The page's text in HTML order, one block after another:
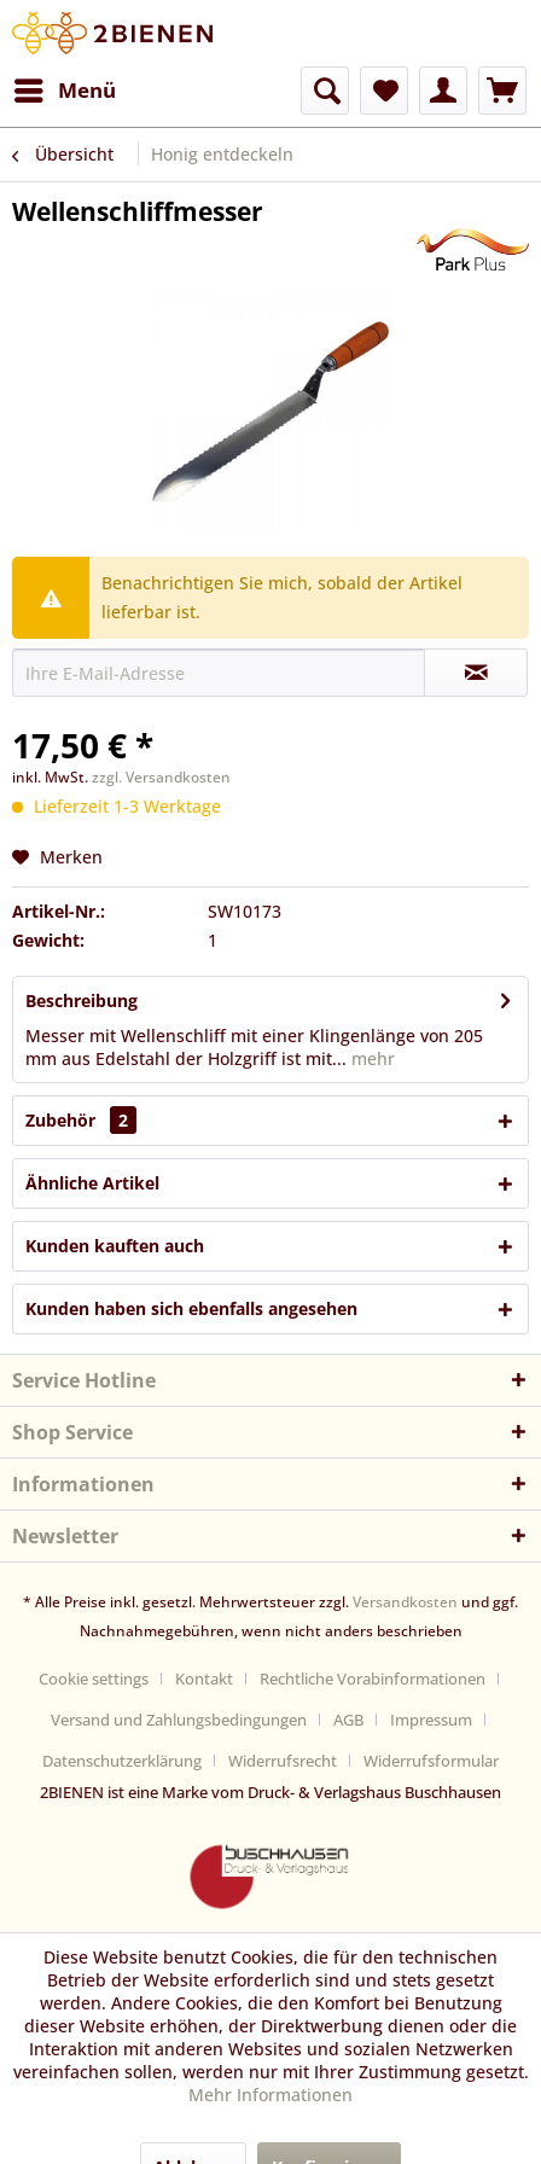
Menü
Übersicht Honig entdeckeln
Wellenschliffmesser
Benachrichtigen Sie mich, sobald der Artikel
lieferbar ist.
17,50 € *
inkl. MwSt.zzgl. Versandkosten
Lieferzeit 1-3 Werktage
Merken
Artikel-Nr.:
SW10173
Gewicht:
1
Beschreibung
Messer mit Wellenschliff mit einer Klingenlänge von 205
mm aus Edelstahl der Holzgriff ist mit... mehr
Zubehör 2
Ähnliche Artikel
Kunden kauften auch
Kunden haben sich ebenfalls angesehen
Service Hotline
Shop Service
Informationen
Newsletter
* Alle Preise inkl. gesetzl. Mehrwertsteuer zzgl.Versandkosten und ggf.
Nachnahmegebühren, wenn nicht anders beschrieben
Cookie settings Kontakt
Rechtliche Vorabinformationen
Versand und Zahlungsbedingungen
AGB
Impressum
Datenschutzerklärung
Widerrufsrecht
Widerrufsformular
2BIENEN ist eine Marke vom Druck- & Verlagshaus Buschhausen
Diese Website benutzt Cookies, die für den technischen
Betrieb der Website erforderlich sind und stets gesetzt
werden. Andere Cookies, die den Komfort bei Benutzung
dieser Website erhöhen, der Direktwerbung dienen oder die
Interaktion mit anderen Websites und sozialen Netzwerken
vereinfachen sollen, werden nur mit Ihrer Zustimmung gesetzt.
Mehr Informationen